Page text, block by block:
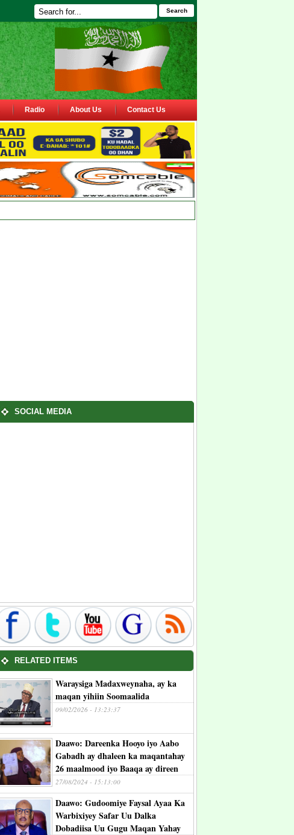
Search
Radio About Us Contact Us
SOCIAL MEDIA
RELATED ITEMS
Waraysiga Madaxweynaha, ay ka
maqan yihiin Soomaalida
09/02/2026 - 13:23:37
Daawo: Dareenka Hooyo iyo Aabo
Gabadh ay dhaleen ka maqantahay
26 maalmood iyo Baaqa ay direen
27/08/2024 - 15:13:00
Daawo: Gudoomiye Faysal Ayaa Ka
Warbixiyey Safar Uu Dalka
Dobadiisa Uu Gugu Maqan Yahay